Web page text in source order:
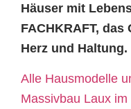
Häuser mit
FACHKRAFT,
Herz und Haltung.
Alle Hausmodelle
Massivbau Laux